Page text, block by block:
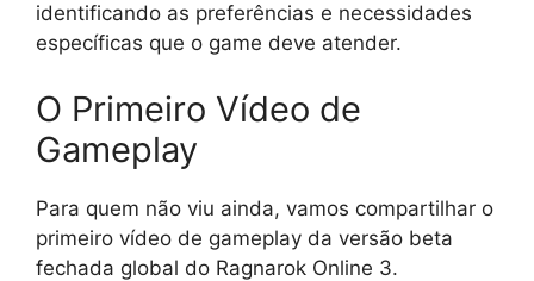
identificando as preferências e necessidades
específicas que o game deve atender.
O Primeiro Vídeo de
Gameplay
Para quem não viu ainda, vamos compartilhar o
primeiro vídeo de gameplay da versão beta
fechada global do Ragnarok Online 3.